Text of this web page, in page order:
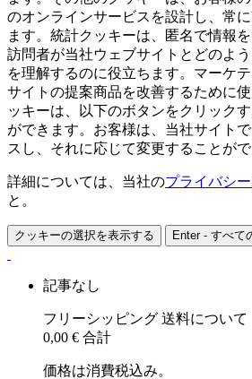
のオンラインサービスを設計し、常
ます。統計クッキーは、匿名で情報
訪問者が当社ウェブサイトとどのよ
を理解するのに役立ちます。マーケ
サイトの提案商品を改善するために
ッキーは、以下のボタンをクリック
ができます。お客様は、当社サイト
スし、それに応じて変更することがで
詳細については、当社のプライバシ
と。
クッキーの選択を表示する Enter - すべて
記事なし
フリーシッピング 送料について
0,00 € 合計
価格は消費税込み。